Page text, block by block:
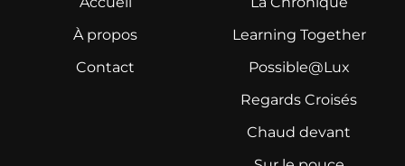
À propos
Contact
Learning Together
Possible@Lux
Regards Croisés
Chaud devant